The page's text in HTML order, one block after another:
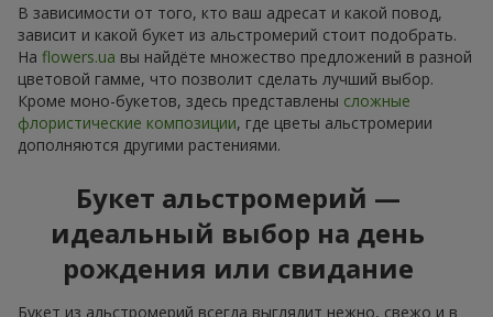
В зависимости от того, кто ваш адресат и какой повод,
зависит и какой букет из альстромерий стоит подобрать.
На flowers.ua вы найдёте множество предложений в разной
цветовой гамме, что позволит сделать лучший выбор.
Кроме моно-букетов, здесь представлены сложные
флористические композиции, где цветы альстромерии
дополняются другими растениями.
Букет альстромерий —
идеальный выбор на день
рождения или свидание
Букет из альстромерий всегда выглядит нежно, свежо и в